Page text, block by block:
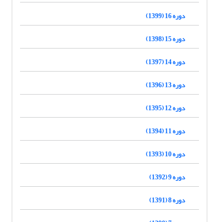
دوره 16 (1399)
دوره 15 (1398)
دوره 14 (1397)
دوره 13 (1396)
دوره 12 (1395)
دوره 11 (1394)
دوره 10 (1393)
دوره 9 (1392)
دوره 8 (1391)